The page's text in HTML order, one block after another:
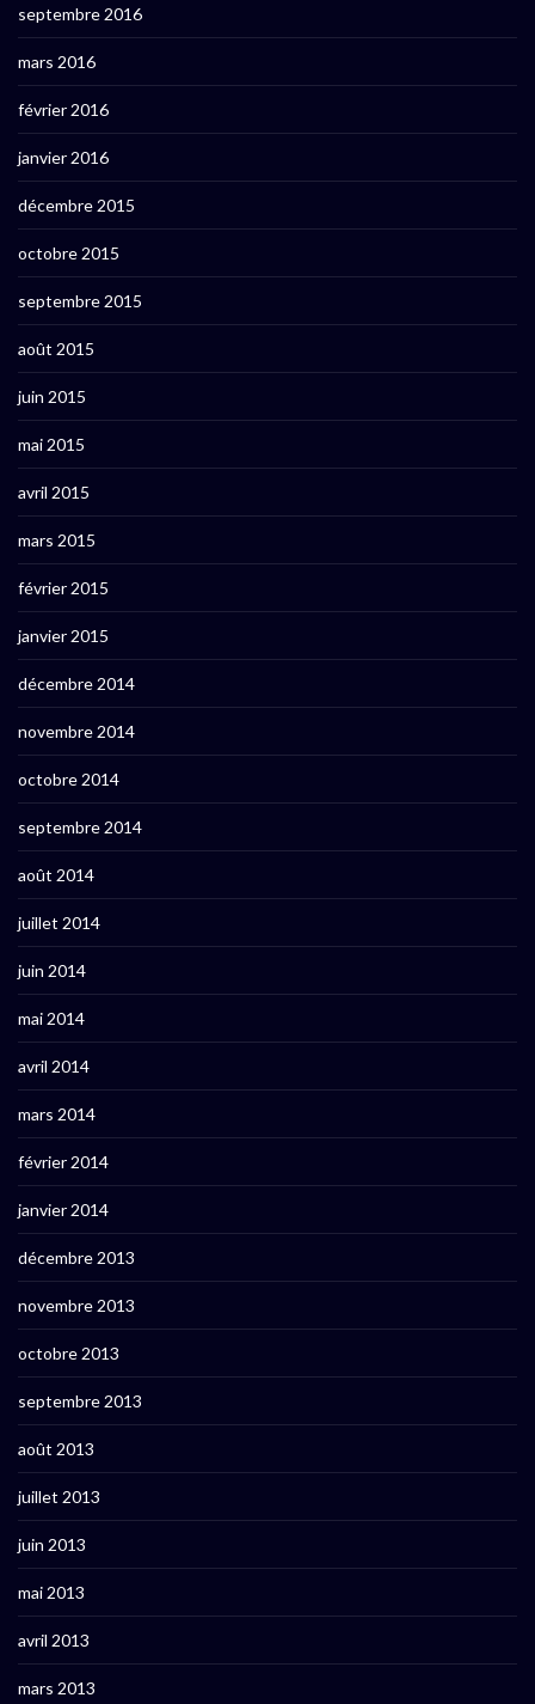
septembre 2016
mars 2016
février 2016
janvier 2016
décembre 2015
octobre 2015
septembre 2015
août 2015
juin 2015
mai 2015
avril 2015
mars 2015
février 2015
janvier 2015
décembre 2014
novembre 2014
octobre 2014
septembre 2014
août 2014
juillet 2014
juin 2014
mai 2014
avril 2014
mars 2014
février 2014
janvier 2014
décembre 2013
novembre 2013
octobre 2013
septembre 2013
août 2013
juillet 2013
juin 2013
mai 2013
avril 2013
mars 2013